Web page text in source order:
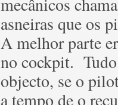
asneiras que os
A melhor parte
no cockpit.
objecto, se o
a tempo de o